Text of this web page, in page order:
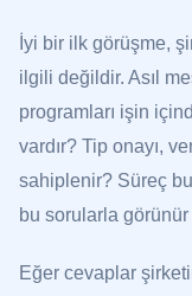
İyi bir ilk görüşme,
ilgili değildir. Asıl
programları işin
vardır? Tip onayı,
sahiplenir? Süreç
bu sorularla
Eğer cevaplar